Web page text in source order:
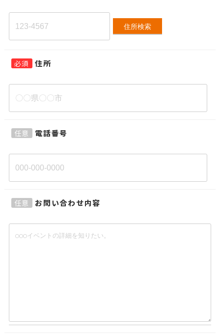
住所検索
必須 住所
任意 電話番号
任意 お問い合わせ内容